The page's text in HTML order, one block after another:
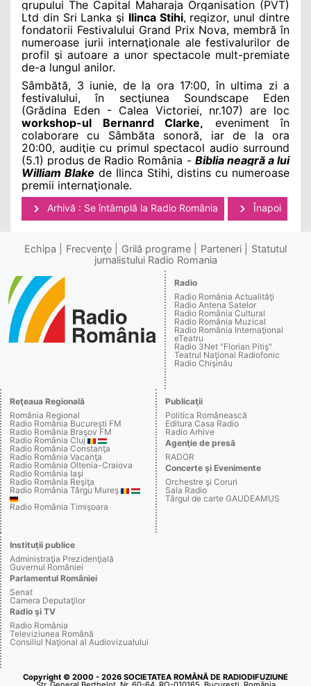
grupului The Capital Maharaja Organisation (PVT)
Ltd din Sri Lanka şi Ilinca Stihi, regizor, unul dintre
fondatorii Festivalului Grand Prix Nova, membră în
numeroase jurii internaţionale ale festivalurilor de
profil şi autoare a unor spectacole mult-premiate
de-a lungul anilor.
Sâmbătă, 3 iunie, de la ora 17:00, în ultima zi a
festivalului,în secţiunea Soundscape Eden
(Grădina Eden - Calea Victoriei, nr.107) are loc
workshop-ul Bernanrd Clarke,
eveniment în
colaborare cu Sâmbăta sonoră, iar de la ora
20:00, audiţie cu primul spectacol audio surround
(5.1) produs de Radio România - Biblia neagră a lui
William Blake de Ilinca Stihi, distins cu numeroase
premii internaţionale.
Arhivă : Se întâmplă la Radio România Înapoi
Echipa Frecvenţe Grilă programe Parteneri
Statutul
jurnalistului Radio Romania
Radio
Radio România Actualităţi
Radio Antena Satelor
Radio România Cultural
Radio România Muzical
Radio România Internaţional
eTeatru
Radio 3Net "Florian Pitiş"
Teatrul Naţional Radiofonic
Radio Chişinău
Reţeaua Regională
România Regional
Radio România Bucureşti FM
Radio România Braşov FM
Radio România Cluj
Radio România Constanţa
Radio România Vacanţa
Radio România Oltenia-Craiova
Radio România Iaşi
Radio România Reşiţa
Radio România Târgu Mureş
Radio România Timişoara
Publicaţii
Politica Românească
Editura Casa Radio
Radio Arhive
Agenţie de presă
RADOR
Concerte şi Evenimente
Orchestre şi Coruri
Sala Radio
Târgul de carte GAUDEAMUS
Instituţii publice
Administraţia Prezidenţială
Guvernul României
Parlamentul României
Senat
Camera Deputaţilor
Radio şi TV
Radio România
Televiziunea Română
Consiliul Naţional al Audiovizualului
Copyright © 2000 - 2026 SOCIETATEA ROMÂNĂ DE RADIODIFUZIUNE